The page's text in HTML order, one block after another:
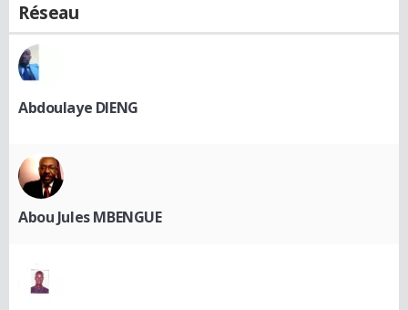
Réseau
Abdoulaye DIENG
Abou Jules MBENGUE